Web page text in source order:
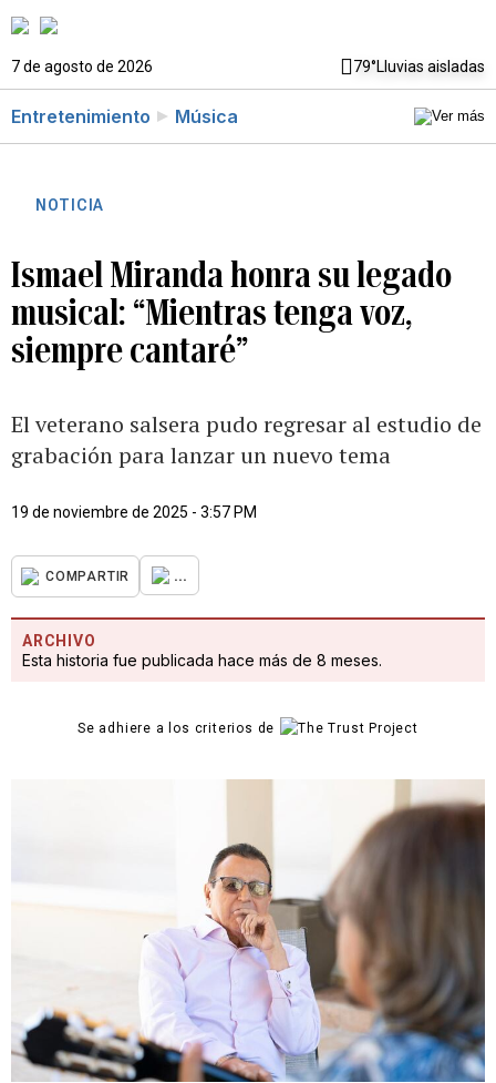
7 de agosto de 2026 79°Lluvias aisladas
Entretenimiento Música
NOTICIA
Ismael Miranda honra su legado
musical: “Mientras tenga voz,
siempre cantaré”
El veterano salsera pudo regresar al estudio de
grabación para lanzar un nuevo tema
19 de noviembre de 2025 - 3:57 PM
COMPARTIR ...
ARCHIVO
Esta historia fue publicada hace más de 8 meses.
Se adhiere a los criterios de